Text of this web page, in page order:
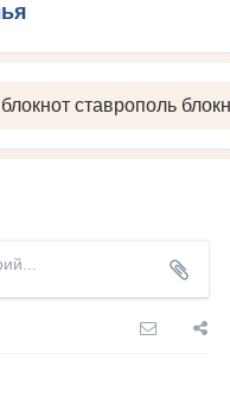
ставрополь